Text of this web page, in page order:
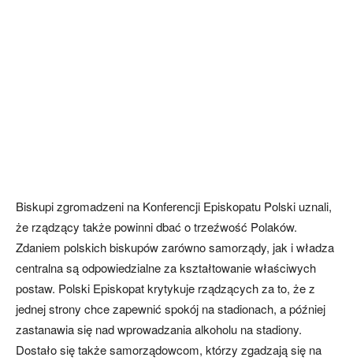
Biskupi zgromadzeni na Konferencji Episkopatu Polski uznali,
że rządzący także powinni dbać o trzeźwość Polaków.
Zdaniem polskich biskupów zarówno samorządy, jak i władza
centralna są odpowiedzialne za kształtowanie właściwych
postaw. Polski Episkopat krytykuje rządzących za to, że z
jednej strony chce zapewnić spokój na stadionach, a później
zastanawia się nad wprowadzania alkoholu na stadiony.
Dostało się także samorządowcom, którzy zgadzają się na